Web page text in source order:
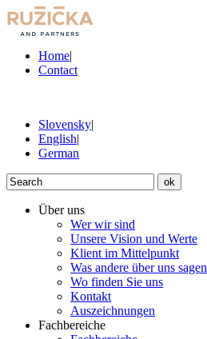
Home|
Contact
Slovensky|
English|
German
ok
Über uns
Wer wir sind
Unsere Vision und Werte
Klient im Mittelpunkt
Was andere über uns sagen
Wo finden Sie uns
Kontakt
Auszeichnungen
Fachbereiche